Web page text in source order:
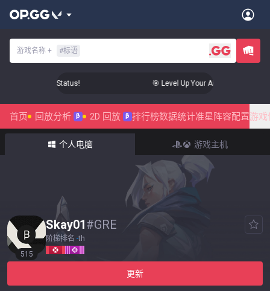
游戏名称 + #标语
to Radiant Status! 🎯 Level Up Your Aim to Radiant
首页 回放分析 β 2D 回放 β 排行榜数据统计准星 阵容配置游戏
个人电脑 游戏主机
515
Skay01#GRE
阶梯排名 -th
更新